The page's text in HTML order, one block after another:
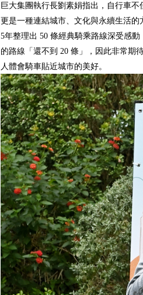
巨大集團執行長劉素娟指出，自行車
更是一種連結城市、文化與永續生活
5年整理出 50 條經典騎乘路線深受感
的路線「還不到 20 條」，因此非常期
人體會騎車貼近城市的美好。